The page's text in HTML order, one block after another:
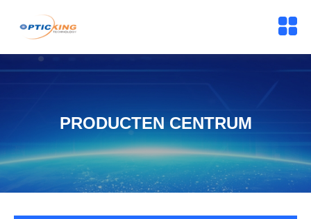
PRODUCTEN CENTRUM